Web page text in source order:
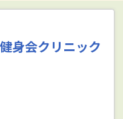
身会クリニック